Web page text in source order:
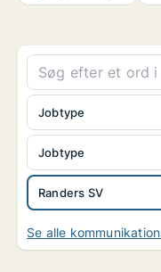
Jobtype
Randers SV
Jobtype
Se alle